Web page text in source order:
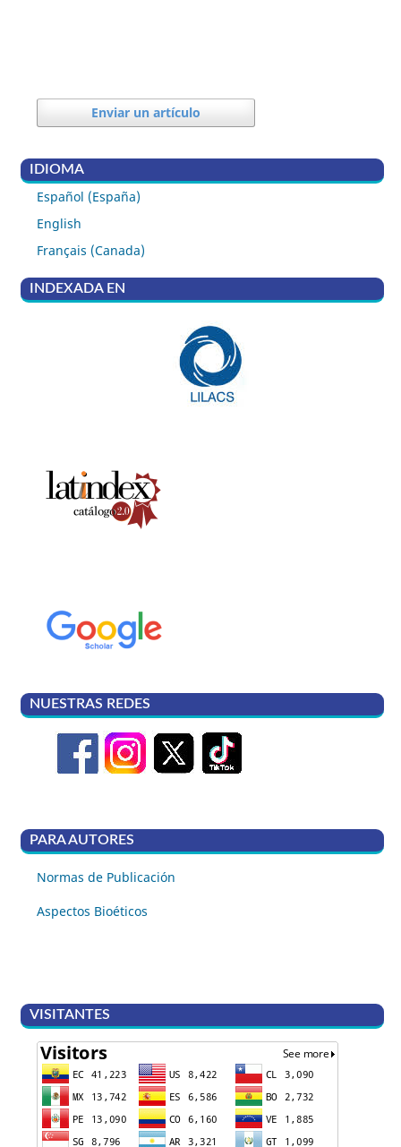
Enviar un artículo
IDIOMA
Español (España)
English
Français (Canada)
INDEXADA EN
NUESTRAS REDES
PARA AUTORES
Normas de Publicación
Aspectos Bioéticos
VISITANTES